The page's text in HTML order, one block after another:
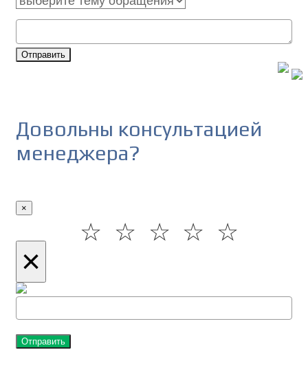
Отправить
Довольны консультацией
менеджера?
×
☆
☆
☆
☆
☆
×
Отправить